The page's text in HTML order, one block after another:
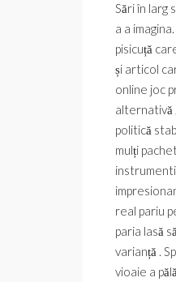
Sări în larg
a a
pisicuță
și articol
online joc
alternativă
politică
mulți
real pariu
paria lasă
varianță .
vioaie a